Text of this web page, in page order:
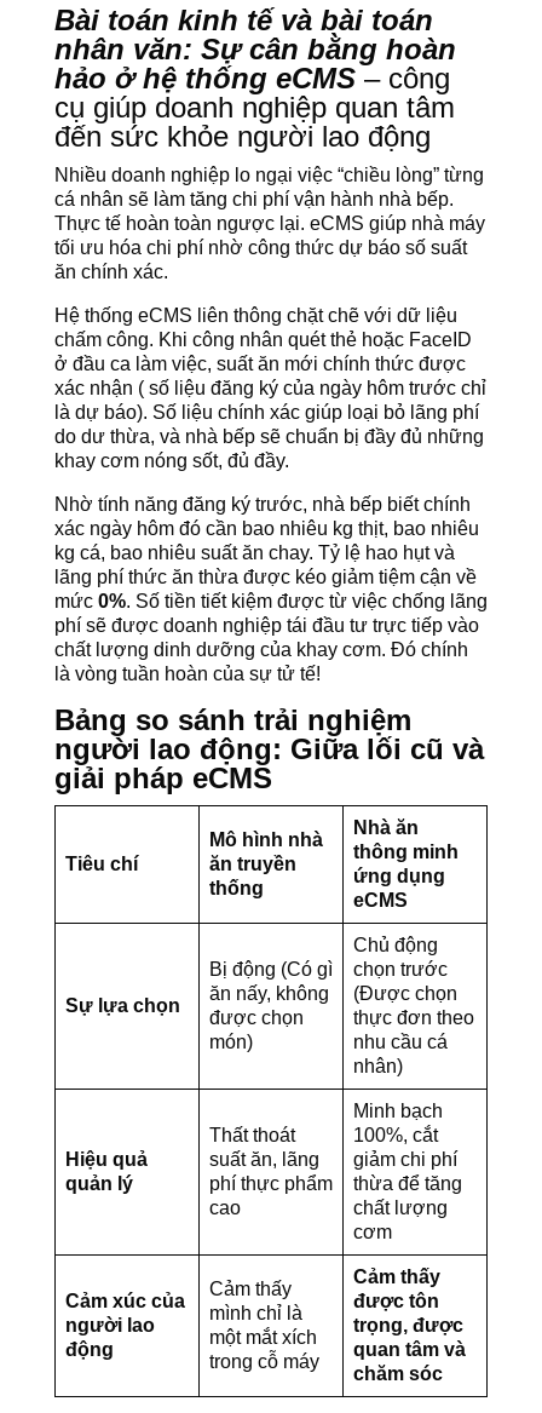
Bài toán kinh tế và bài toán
nhân văn: Sự cân bằng hoàn
hảo ở hệ thống eCMS – công
cụ giúp doanh nghiệp quan tâm
đến sức khỏe người lao động
Nhiều doanh nghiệp lo ngại việc “chiều lòng” từng
cá nhân sẽ làm tăng chi phí vận hành nhà bếp.
Thực tế hoàn toàn ngược lại. eCMS giúp nhà máy
tối ưu hóa chi phí nhờ công thức dự báo số suất
ăn chính xác.
Hệ thống eCMS liên thông chặt chẽ với dữ liệu
chấm công. Khi công nhân quét thẻ hoặc FaceID
ở đầu ca làm việc, suất ăn mới chính thức được
xác nhận ( số liệu đăng ký của ngày hôm trước chỉ
là dự báo). Số liệu chính xác giúp loại bỏ lãng phí
do dư thừa, và nhà bếp sẽ chuẩn bị đầy đủ những
khay cơm nóng sốt, đủ đầy.
Nhờ tính năng đăng ký trước, nhà bếp biết chính
xác ngày hôm đó cần bao nhiêu kg thịt, bao nhiêu
kg cá, bao nhiêu suất ăn chay. Tỷ lệ hao hụt và
lãng phí thức ăn thừa được kéo giảm tiệm cận về
mức 0%. Số tiền tiết kiệm được từ việc chống lãng
phí sẽ được doanh nghiệp tái đầu tư trực tiếp vào
chất lượng dinh dưỡng của khay cơm. Đó chính
là vòng tuần hoàn của sự tử tế!
Bảng so sánh trải nghiệm
người lao động: Giữa lối cũ và
giải pháp eCMS
Tiêu chí
Mô hình nhà
ăn truyền
thống
Nhà ăn
thông minh
ứng dụng
eCMS
Sự lựa chọn
Bị động (Có gì
ăn nấy, không
được chọn
món)
Chủ động
chọn trước
(Được chọn
thực đơn theo
nhu cầu cá
nhân)
Hiệu quả
quản lý
Thất thoát
suất ăn, lãng
phí thực phẩm
cao
Minh bạch
100%, cắt
giảm chi phí
thừa để tăng
chất lượng
cơm
Cảm xúc của
người lao
động
Cảm thấy
mình chỉ là
một mắt xích
trong cỗ máy
Cảm thấy
được tôn
trọng, được
quan tâm và
chăm sóc